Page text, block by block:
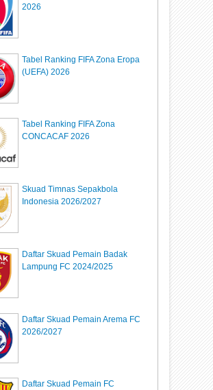
2026
Tabel Ranking FIFA Zona Eropa
(UEFA) 2026
Tabel Ranking FIFA Zona
CONCACAF 2026
Skuad Timnas Sepakbola
Indonesia 2026/2027
Daftar Skuad Pemain Badak
Lampung FC 2024/2025
Daftar Skuad Pemain Arema FC
2026/2027
Daftar Skuad Pemain FC